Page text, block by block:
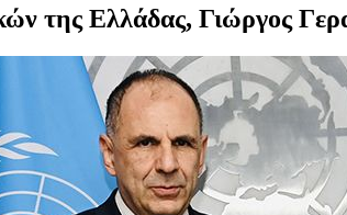
της Ελλάδας, Γιώργος